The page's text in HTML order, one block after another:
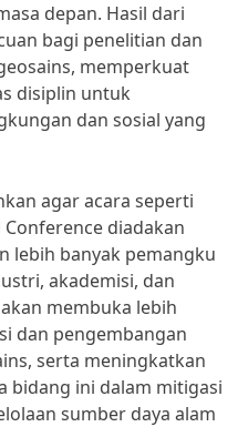
depan. Hasil dari
bagi penelitian dan
memperkuat
disiplin untuk
dan sosial yang
agar acara seperti
diadakan
lebih banyak pemangku
akademisi, dan
membuka lebih
dan pengembangan
serta meningkatkan
bidang ini dalam mitigasi
sumber daya alam